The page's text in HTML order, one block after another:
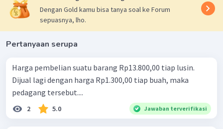
Dengan Gold kamu bisa tanya soal ke Forum
sepuasnya, lho.
Pertanyaan serupa
Harga pembelian suatu barang Rp13.800,00 tiap lusin.
Dijual lagi dengan harga Rp1.300,00 tiap buah, maka
pedagang tersebut....
2 5.0 Jawaban terverifikasi